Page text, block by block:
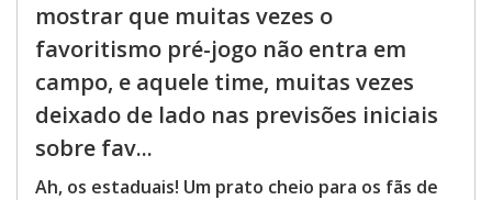
mostrar que muitas vezes o
favoritismo pré-jogo não entra em
campo, e aquele time, muitas vezes
deixado de lado nas previsões iniciais
sobre fav...
Ah, os estaduais! Um prato cheio para os fãs de